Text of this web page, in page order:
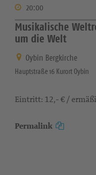
20:00
Musikalische
um die Welt
Oybin Bergkirche
Hauptstraße 16 Kurort Oybin
Eintritt: 12,- € /
Permalink